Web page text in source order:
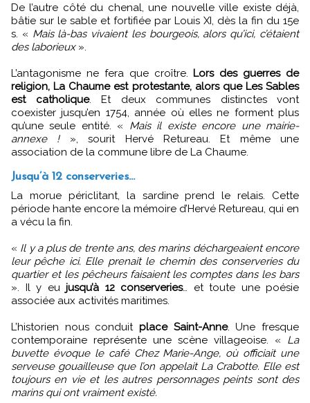
De l’autre côté du chenal, une nouvelle ville existe déjà,
bâtie sur le sable et fortifiée par Louis XI, dès la fin du 15e
s. « Mais là-bas vivaient les bourgeois, alors qu’ici, c’étaient
des laborieux».
L’antagonisme ne fera que croître. Lors des guerres de
religion, La Chaume est protestante, alors que Les Sables
est catholique. Et deux communes distinctes vont
coexister jusqu’en 1754, année où elles ne forment plus
qu’une seule entité. « Mais il existe encore une mairie-
annexe !», sourit Hervé Retureau. Et même une
association de la commune libre de La Chaume.
Jusqu’à 12 conserveries…
La morue périclitant, la sardine prend le relais. Cette
période hante encore la mémoire d’Hervé Retureau, qui en
a vécu la fin.
« Il y a plus de trente ans, des marins déchargeaient encore
leur pêche ici. Elle prenait le chemin des conserveries du
quartier et les pêcheurs faisaient les comptes dans les bars
». Il y eu jusqu’à 12 conserveries… et toute une poésie
associée aux activités maritimes.
L’historien nous conduit place Saint-Anne. Une fresque
contemporaine représente une scène villageoise. « La
buvette évoque le café Chez Marie-Ange, où officiait une
serveuse gouailleuse que l’on appelait La Crabotte. Elle est
toujours en vie et les autres personnages peints sont des
marins qui ont vraiment existé.